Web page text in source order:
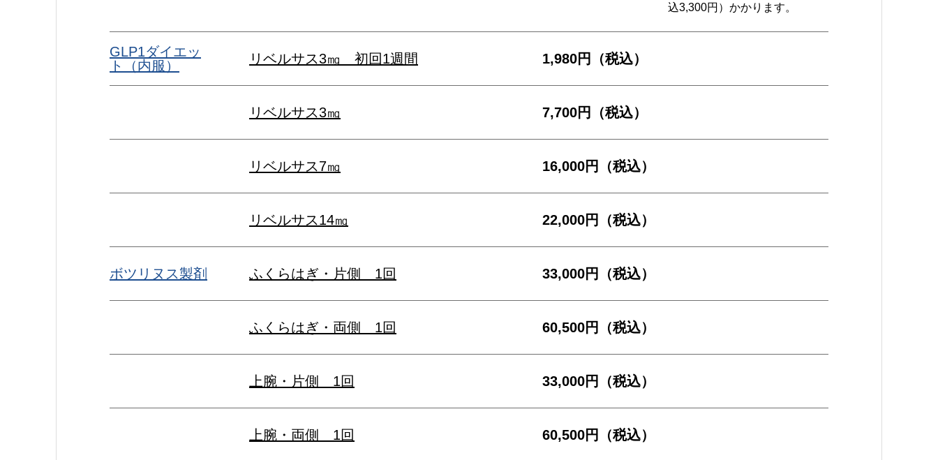
込3,300円）かかります。
GLP1ダイエッ
ト（内服）
リベルサス3㎎ 初回1週間 1,980円（税込）
リベルサス3㎎ 7,700円（税込）
リベルサス7㎎ 16,000円（税込）
リベルサス14㎎ 22,000円（税込）
ボツリヌス製剤 ふくらはぎ・片側 1回 33,000円（税込）
ふくらはぎ・両側 1回 60,500円（税込）
上腕・片側 1回 33,000円（税込）
上腕・両側 1回 60,500円（税込）